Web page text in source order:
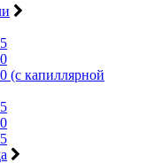
(с капиллярной